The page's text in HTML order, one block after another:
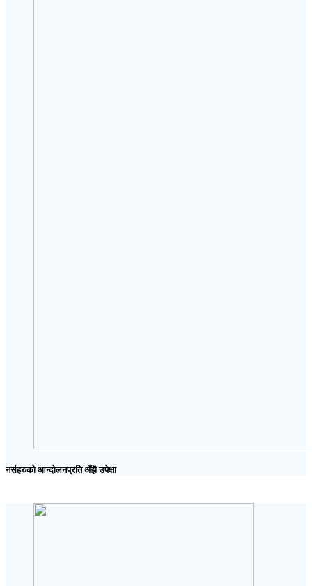
नर्सहरुको आन्दोलनप्रति अँझै उपेक्षा